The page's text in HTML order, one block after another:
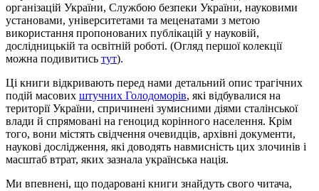
організацій України, Службою безпеки України, науковими
установами, університетами та меценатами з метою
використання пропонованих публікацій у науковій,
дослідницькій та освітній роботі. (Огляд першої колекції
можна подивитись тут).
Ці книги відкривають перед нами детальний опис трагічних
подій масових штучних Голодоморів, які відбувалися на
території України, спричинені зумисними діями сталінської
влади й спрямовані на геноцид корінного населення. Крім
того, вони містять свідчення очевидців, архівні документи,
наукові дослідження, які доводять навмисність цих злочинів і
масштаб втрат, яких зазнала українська нація.
Ми впевнені, що подаровані книги знайдуть свого читача,